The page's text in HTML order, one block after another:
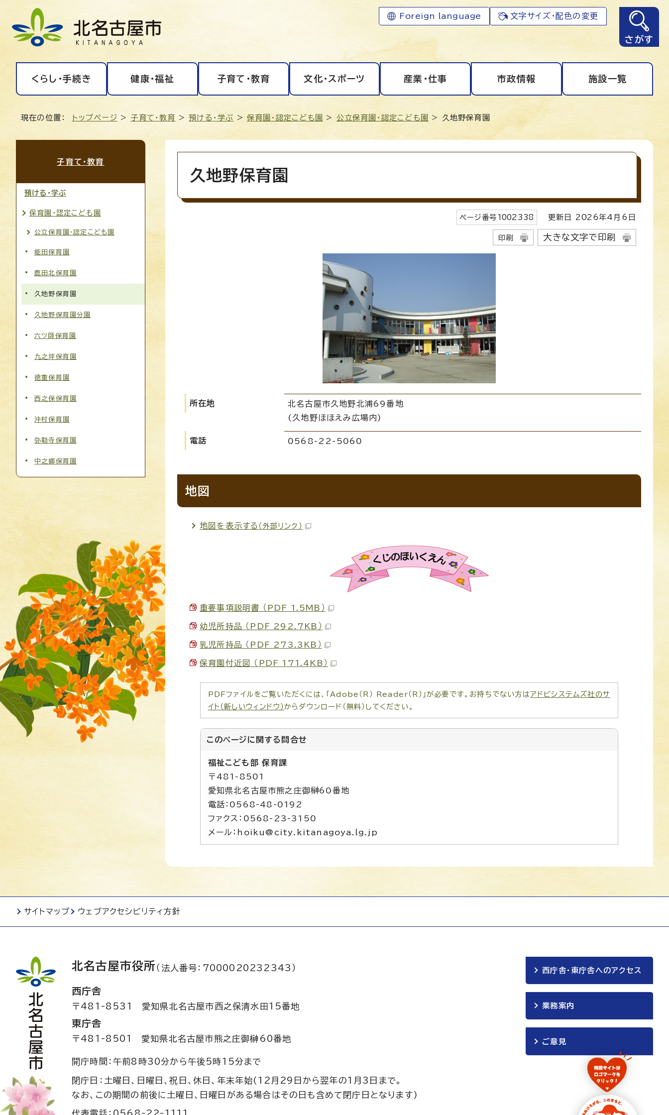
Foreign language 文字サイズ・配色の変更
さがす
くらし・手続き 健康・福祉 子育て・教育 文化・スポーツ 産業・仕事 市政情報 施設一覧
現在の位置： トップページ >子育て・教育 >預ける・学ぶ >保育園・認定こども園 > 公立保育園・認定こども園 > 久地野保育園
久地野保育園
ページ番号 1002338 更新日 2026年4月6日
印刷 大きな文字で印刷
所在地
北名古屋市久地野北浦69番地
(久地野ほほえみ広場内)
電話 0568-22-5060
地図
地図を表示する （外部リンク）
重要事項説明書 （PDF 1.5MB）
幼児所持品 （PDF 292.7KB）
乳児所持品 （PDF 273.3KB）
保育園付近図 （PDF 171.4KB）
PDFファイルをご覧いただくには、「Adobe（R） Reader（R）」が必要です。お持ちでない方はアドビシステムズ社のサ
イト（新しいウィンドウ）からダウンロード（無料）してください。
このページに関する 問合せ
福祉こども部 保育課
〒481-8501
愛知県北名古屋市熊之庄御榊60番地
電話：0568-48-0192
ファクス：0568-23-3150
メール：hoiku@city.kitanagoya.lg.jp
子育て・教育
預ける・学ぶ
保育園・認定こども園
公立保育園・認定こども園
能田保育園
鹿田北保育園
久地野保育園
久地野保育園分園
六ツ師保育園
九之坪保育園
徳重保育園
西之保保育園
沖村保育園
弥勒寺保育園
中之郷保育園
サイトマップ ウェブアクセシビリティ方針
北名古屋市役所（法人番号：7000020232343）
西庁舎
〒481-8531 愛知県北名古屋市西之保清水田15番地
東庁舎
〒481-8501 愛知県北名古屋市熊之庄御榊60番地
開庁時間：午前8時30分から午後5時15分まで
閉庁日：土曜日、日曜日、祝日、休日、年末年始(12月29日から翌年の1月3日まで。
なお、この期間の前後に土曜日、日曜日がある場合はその日も含めて閉庁日となります)
西庁舎・東庁舎へのアクセス
業務案内
ご意見